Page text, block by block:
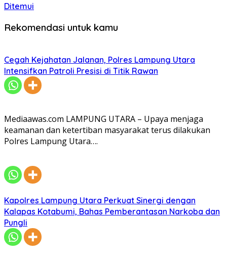
Ditemui
Rekomendasi untuk kamu
Cegah Kejahatan Jalanan, Polres Lampung Utara
Intensifkan Patroli Presisi di Titik Rawan
Mediaawas.com LAMPUNG UTARA – Upaya menjaga
keamanan dan ketertiban masyarakat terus dilakukan
Polres Lampung Utara….
Kapolres Lampung Utara Perkuat Sinergi dengan
Kalapas Kotabumi, Bahas Pemberantasan Narkoba dan
Pungli